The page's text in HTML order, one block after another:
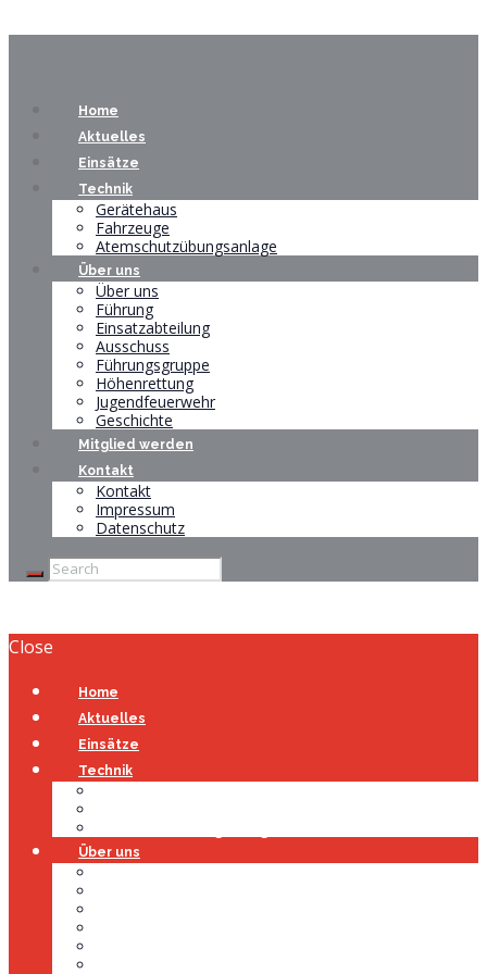
Home
Aktuelles
Einsätze
Technik
Gerätehaus
Fahrzeuge
Atemschutzübungsanlage
Über uns
Über uns
Führung
Einsatzabteilung
Ausschuss
Führungsgruppe
Höhenrettung
Jugendfeuerwehr
Geschichte
Mitglied werden
Kontakt
Kontakt
Impressum
Datenschutz
Close
Home
Aktuelles
Einsätze
Technik
Über uns